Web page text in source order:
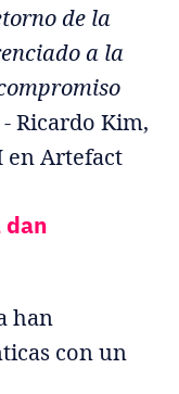
de la
a la
- Ricardo Kim,
en Artefact
dan
han
con un